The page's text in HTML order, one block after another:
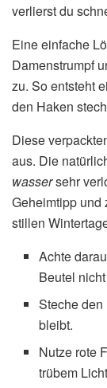
verlierst du
Eine einfache
Damenstrumpf
zu. So entsteht
den Haken
Diese
aus. Die
wassersehr
Geheimtipp und
stillen
Achte
Beutel
Steche
bleibt.
Nutze rote
trübem